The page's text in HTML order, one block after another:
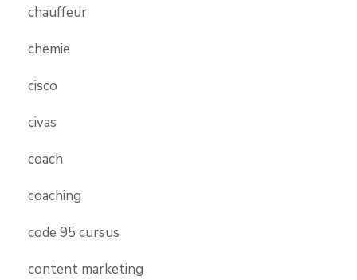
chauffeur
chemie
cisco
civas
coach
coaching
code 95 cursus
content marketing